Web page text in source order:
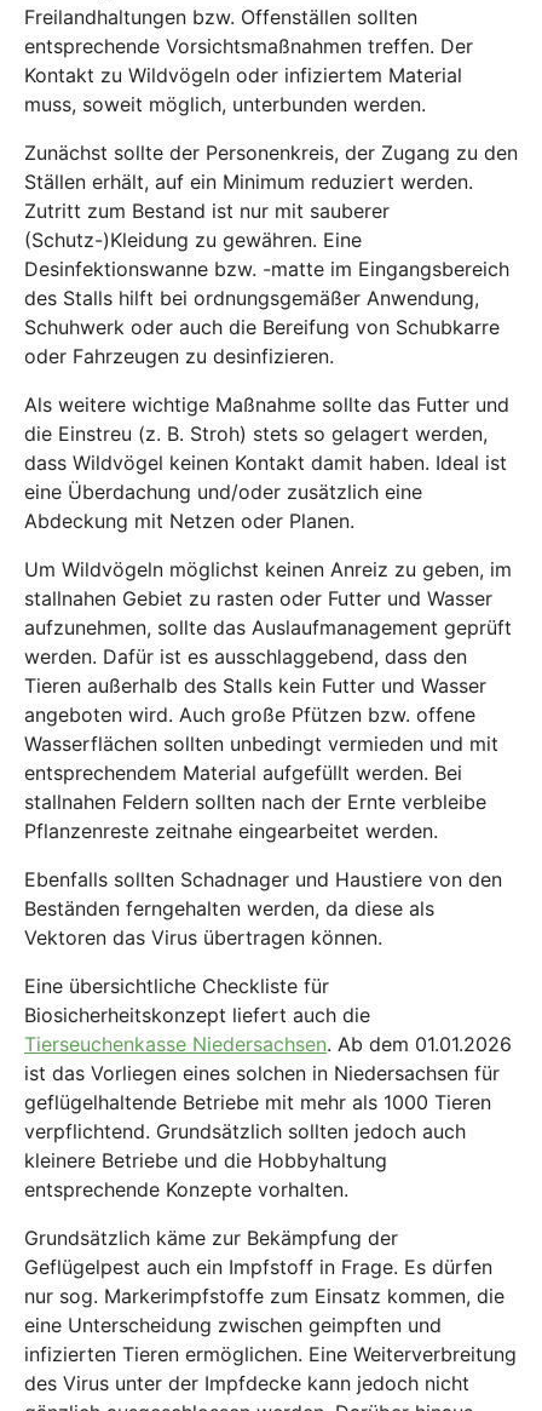
Freilandhaltungen bzw. Offenställen sollten
entsprechende Vorsichtsmaßnahmen treffen. Der
Kontakt zu Wildvögeln oder infiziertem Material
muss, soweit möglich, unterbunden werden.
Zunächst sollte der Personenkreis, der Zugang zu den
Ställen erhält, auf ein Minimum reduziert werden.
Zutritt zum Bestand ist nur mit sauberer
(Schutz-)Kleidung zu gewähren. Eine
Desinfektionswanne bzw. -matte im Eingangsbereich
des Stalls hilft bei ordnungsgemäßer Anwendung,
Schuhwerk oder auch die Bereifung von Schubkarre
oder Fahrzeugen zu desinfizieren.
Als weitere wichtige Maßnahme sollte das Futter und
die Einstreu (z. B. Stroh) stets so gelagert werden,
dass Wildvögel keinen Kontakt damit haben. Ideal ist
eine Überdachung und/oder zusätzlich eine
Abdeckung mit Netzen oder Planen.
Um Wildvögeln möglichst keinen Anreiz zu geben, im
stallnahen Gebiet zu rasten oder Futter und Wasser
aufzunehmen, sollte das Auslaufmanagement geprüft
werden. Dafür ist es ausschlaggebend, dass den
Tieren außerhalb des Stalls kein Futter und Wasser
angeboten wird. Auch große Pfützen bzw. offene
Wasserflächen sollten unbedingt vermieden und mit
entsprechendem Material aufgefüllt werden. Bei
stallnahen Feldern sollten nach der Ernte verbleibe
Pflanzenreste zeitnahe eingearbeitet werden.
Ebenfalls sollten Schadnager und Haustiere von den
Beständen ferngehalten werden, da diese als
Vektoren das Virus übertragen können.
Eine übersichtliche Checkliste für
Biosicherheitskonzept liefert auch die
Tierseuchenkasse Niedersachsen. Ab dem 01.01.2026
ist das Vorliegen eines solchen in Niedersachsen für
geflügelhaltende Betriebe mit mehr als 1000 Tieren
verpflichtend. Grundsätzlich sollten jedoch auch
kleinere Betriebe und die Hobbyhaltung
entsprechende Konzepte vorhalten.
Grundsätzlich käme zur Bekämpfung der
Geflügelpest auch ein Impfstoff in Frage. Es dürfen
nur sog. Markerimpfstoffe zum Einsatz kommen, die
eine Unterscheidung zwischen geimpften und
infizierten Tieren ermöglichen. Eine Weiterverbreitung
des Virus unter der Impfdecke kann jedoch nicht